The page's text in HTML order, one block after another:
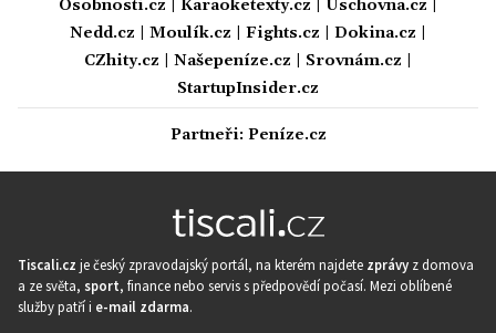
Osobnosti.cz
Karaoketexty.cz Úschovna.cz
Nedd.cz
Moulík.cz Fights.cz Dokina.cz
CZhity.cz
Našepeníze.cz Srovnám.cz
StartupInsider.cz
Partneři: Peníze.cz
Tiscali.cz je český zpravodajský portál, na kterém najdete zprávy z domova
a ze světa, sport, finance nebo servis s předpovědí počasí. Mezi oblíbené
služby patří i e-mail zdarma.